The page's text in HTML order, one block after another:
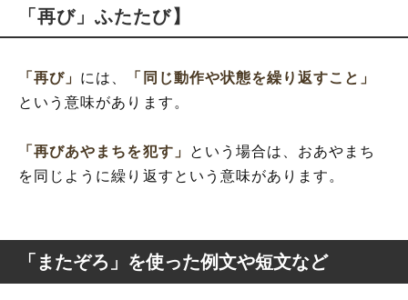
「再び」ふたたび】
「再び」 には、
「同じ動作や状態を繰り返すこと」
という意味があります。
「再びあやまちを犯す」
という場合は、おあやまち
を同じように繰り返すという意味があります。
「またぞろ」を使った例文や短文など